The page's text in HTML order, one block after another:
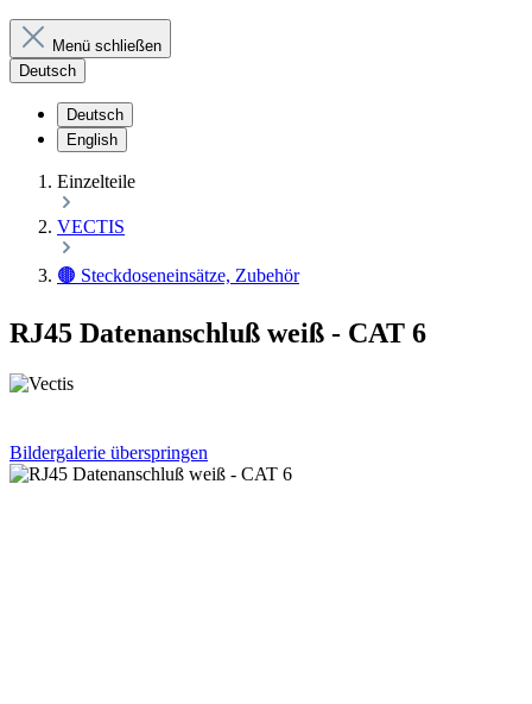
Menü schließen
Deutsch
Deutsch
English
Einzelteile
VECTIS
🟤 Steckdoseneinsätze, Zubehör
RJ45 Datenanschluß weiß - CAT 6
Bildergalerie überspringen